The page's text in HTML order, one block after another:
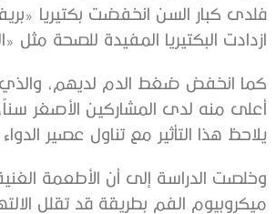
فلدى كبار السن انخفضت بكتيريا
‫ازدادت البكتيريا المفيدة للصحة مثل
‫كما انخفض ضغط الدم لديهم،
أعلى منه لدى المشاركين ‫الأصغر
يلاحظ هذا التأثير مع تناول عصير
‫وخلصت الدراسة إلى أن الأطعمة الغنية
ميكروبيوم الفم ‫بطريقة قد تقلل